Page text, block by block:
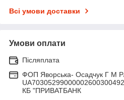
Всі умови доставки
Умови оплати
Післяплата
ФОП Яворська- Осадчук Г М
КБ "ПРИВАТБАНК